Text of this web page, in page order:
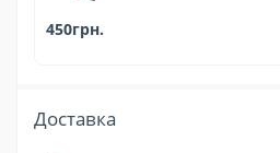
450грн.
Доставка